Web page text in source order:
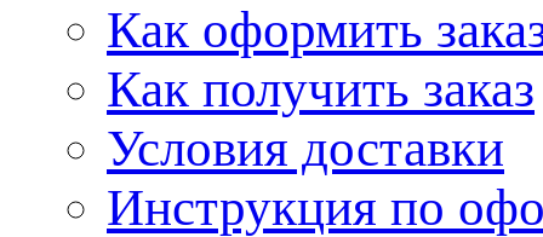
Как оформить
Как получить заказ
Условия доставки
Инструкция по